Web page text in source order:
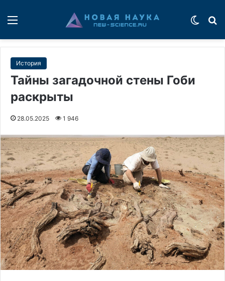
История
Тайны загадочной стены Гоби
раскрыты
28.05.2025 1 946